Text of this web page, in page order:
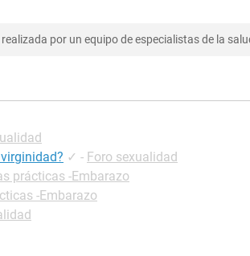
por un equipo de especialistas de la
✓ - Foro sexualidad
prácticas -Embarazo
-Embarazo